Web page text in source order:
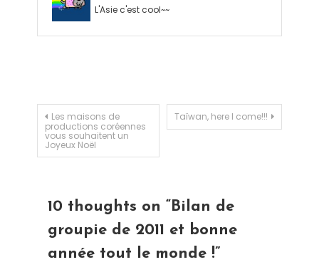
L'Asie c'est cool~~
Navigation de l’article
Les maisons de
productions coréennes
vous souhaitent un
Joyeux Noël
Taïwan, here I come!!!
10 thoughts on “Bilan de
groupie de 2011 et bonne
année tout le monde !”